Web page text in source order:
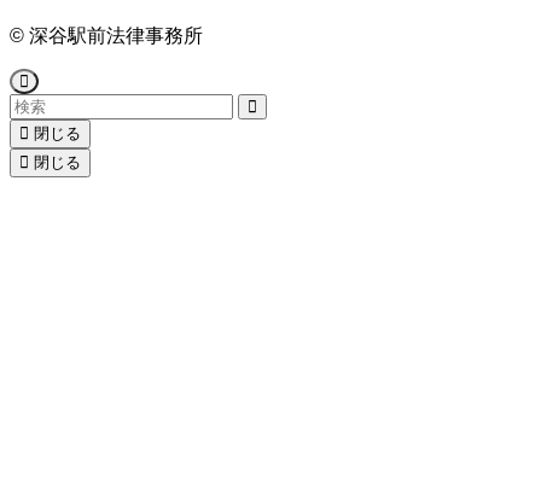
© 深谷駅前法律事務所
閉じる
閉じる